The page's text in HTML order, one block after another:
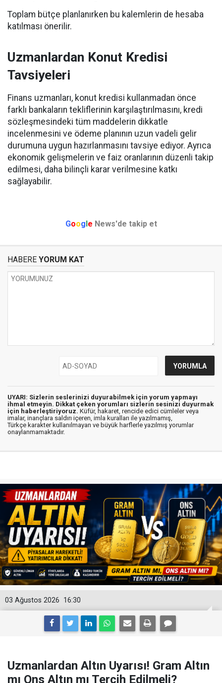
Toplam bütçe planlanırken bu kalemlerin de hesaba
katılması önerilir.
Uzmanlardan Konut Kredisi
Tavsiyeleri
Finans uzmanları, konut kredisi kullanmadan önce
farklı bankaların tekliflerinin karşılaştırılmasını, kredi
sözleşmesindeki tüm maddelerin dikkatle
incelenmesini ve ödeme planının uzun vadeli gelir
durumuna uygun hazırlanmasını tavsiye ediyor. Ayrıca
ekonomik gelişmelerin ve faiz oranlarının düzenli takip
edilmesi, daha bilinçli karar verilmesine katkı
sağlayabilir.
Google News'de takip et
HABERE YORUM KAT
UYARI: Sizlerin seslerinizi duyurabilmek için yorum yapmayı
ihmal etmeyin. Dikkat çeken yorumları sizlerin sesinizi duyurmak
için haberleştiriyoruz. Küfür, hakaret, rencide edici cümleler veya
imalar, inançlara saldırı içeren, imla kuralları ile yazılmamış,
Türkçe karakter kullanılmayan ve büyük harflerle yazılmış yorumlar
onaylanmamaktadır.
16:30
03 Ağustos 2026
Uzmanlardan Altın Uyarısı! Gram Altın
mı Ons Altın mı Tercih Edilmeli?